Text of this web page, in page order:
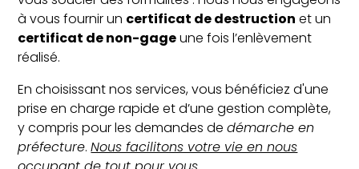
à vous fournir un certificat de destruction et un
certificat de non-gageune fois l’enlèvement
réalisé.
En choisissant nos services, vous bénéficiez d'une
prise en charge rapide et d’une gestion complète,
y compris pour les demandes dedémarche en
préfecture.Nous facilitons votre vie en nous